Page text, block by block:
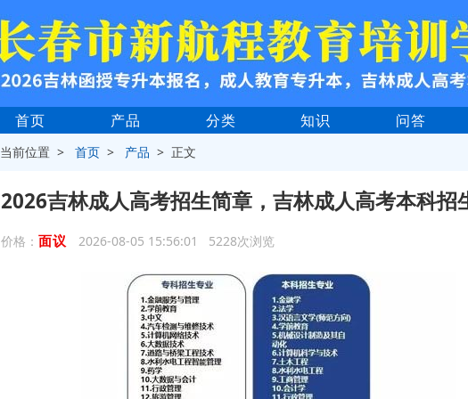
首页 产品 分类 知识 问答
当前位置 >首页 > 产品 > 正文
2026吉林成人高考招生简章，吉林成人高考本科招
价格： 面议 2026-08-05 15:56:01 5228次浏览